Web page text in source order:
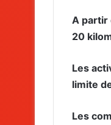
A partir
20
Les
limite
Les